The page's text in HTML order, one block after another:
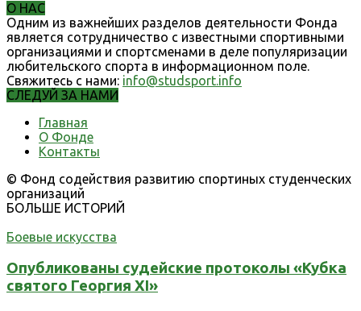
О НАС
Одним из важнейших разделов деятельности Фонда
является сотрудничество с известными спортивными
организациями и спортсменами в деле популяризации
любительского спорта в информационном поле.
Свяжитесь с нами: info@studsport.info
СЛЕДУЙ ЗА НАМИ
Главная
О Фонде
Контакты
© Фонд содействия развитию спортиных студенческих
организаций
БОЛЬШЕ ИСТОРИЙ
Боевые искусства
Опубликованы судейские протоколы «Кубка
святого Георгия XI»